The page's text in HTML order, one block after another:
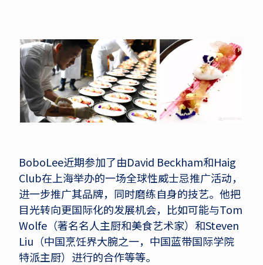
BoboLee近期参加了由David Beckham和Haig
Club在上海举办的一场全球性威士忌推广活动，
进一步推广其品牌，同时磨练自身的技艺。他把
目光转向更国际化的发展机会，比如可能与Tom
Wolfe（著名名人主厨和美食艺术家）和Steven
Liu（中国烹饪界大腕之一，中国蓝带国际学院
特派主厨）进行的合作等等。